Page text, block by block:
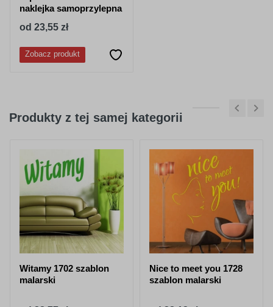
naklejka samoprzylepna
od 23,55 zł
Zobacz produkt
Produkty z tej samej kategorii
Witamy 1702 szablon
malarski
Nice to meet you 1728
szablon malarski